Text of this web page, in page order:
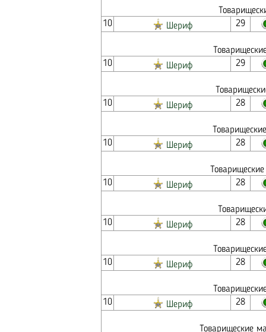
10
Шериф 29
10
Шериф 29
10
Шериф 28
10
Шериф 28
10
Шериф 28
10
Шериф 28
10
Шериф 28
10
Шериф 28
Товарищеские